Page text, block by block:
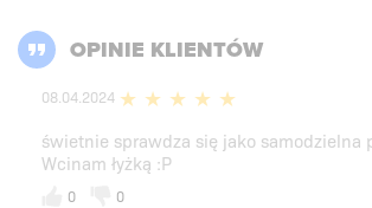
OPINIE KLIENTÓW
08.04.2024
świetnie sprawdza się jako samodzielna
Wcinam łyżką :P
0 0